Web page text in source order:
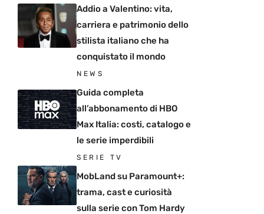
Addio a Valentino: vita,
carriera e patrimonio dello
stilista italiano che ha
conquistato il mondo
NEWS
Guida completa
all’abbonamento di HBO
Max Italia: costi, catalogo e
le serie imperdibili
SERIE TV
MobLand su Paramount+:
trama, cast e curiosità
sulla serie con Tom Hardy